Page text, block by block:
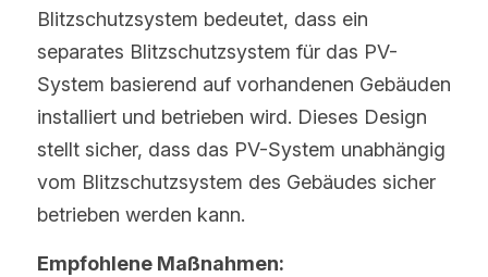
Blitzschutzsystem bedeutet, dass ein
separates Blitzschutzsystem für das PV-
System basierend auf vorhandenen Gebäuden
installiert und betrieben wird. Dieses Design
stellt sicher, dass das PV-System unabhängig
vom Blitzschutzsystem des Gebäudes sicher
betrieben werden kann.
Empfohlene Maßnahmen: